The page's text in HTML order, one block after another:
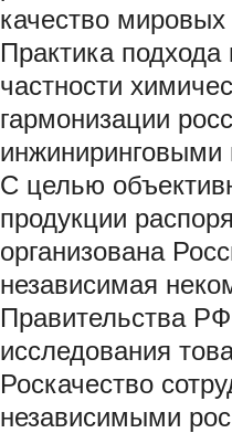
качество
Практика
частности
гармонизации
С целью
продукции
организована
независимая
Правительства
исследования
Роскачество
независимыми